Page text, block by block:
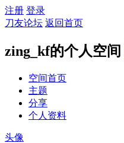
注册 登录
刀友论坛 返回首页
zing_kf的个人空间
空间首页
主题
分享
个人资料
头像